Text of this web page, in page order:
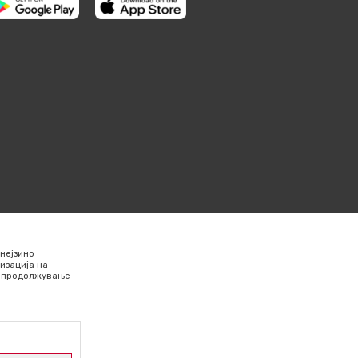
на
продолжување